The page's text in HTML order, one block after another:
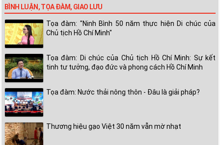
BÌNH LUẬN, TỌA ĐÀM, GIAO LƯU
Tọa đàm: "Ninh Bình 50 năm thực hiện Di chúc của
Chủ tịch Hồ Chí Minh"
Tọa đàm: Di chúc của Chủ tịch Hồ Chí Minh: Sự kết
tinh tư tưởng, đạo đức và phong cách Hồ Chí Minh
Tọa đàm: Nước thải nông thôn - Đâu là giải pháp?
Thương hiệu gạo Việt 30 năm vẫn mờ nhạt